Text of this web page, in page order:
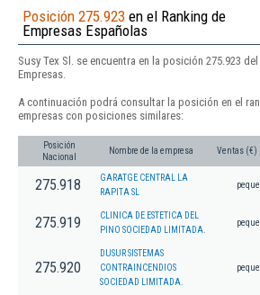
Posición 275.923 en el Ranking de
Empresas Españolas
Susy Tex Sl. se encuentra en la posición 275.923
Empresas.
A continuación podrá consultar la posición en el
empresas con posiciones similares:
Posición
Nacional
Nombre de la empresa Ventas (€)
275.918
GARATGE CENTRAL LA
RAPITA SL
275.919
CLINICA DE ESTETICA DEL
PINO SOCIEDAD LIMITADA.
275.920
DUSUR SISTEMAS
CONTRAINCENDIOS
SOCIEDAD LIMITADA.